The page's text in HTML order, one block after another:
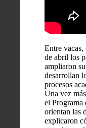
Entre vacas,
de abril los
ampliaron
desarrollan
procesos
Una vez
el Programa
orientan las
explicaron